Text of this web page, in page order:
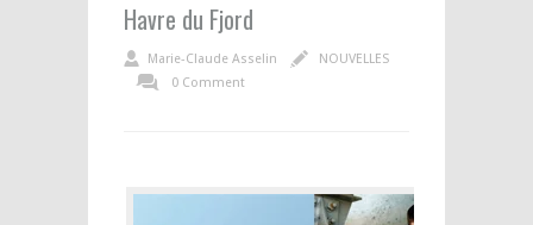
Havre du Fjord
Marie-Claude Asselin
NOUVELLES
0 Comment